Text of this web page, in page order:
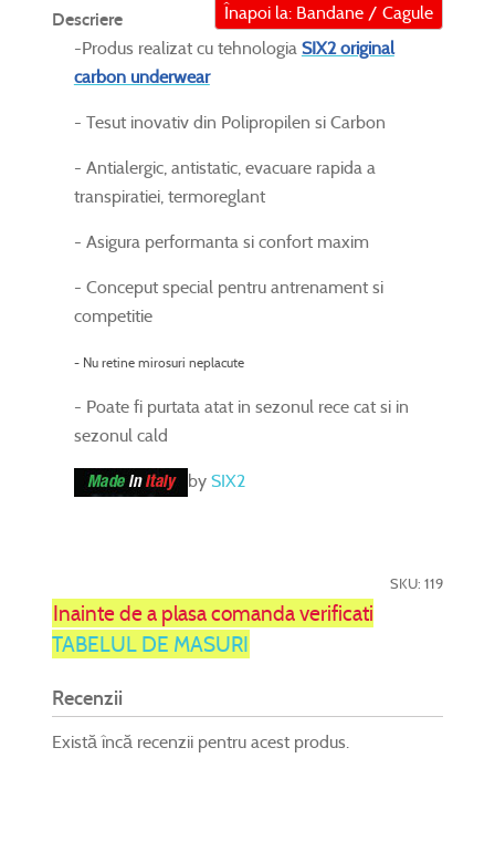
Înapoi la: Bandane / Cagule
Descriere
-Produs realizat cu tehnologia SIX2 original
carbon underwear
- Tesut inovativ din Polipropilen si Carbon
- Antialergic, antistatic, evacuare rapida a
transpiratiei, termoreglant
- Asigura performanta si confort maxim
- Conceput special pentru antrenament si
competitie
- Nu retine mirosuri neplacute
- Poate fi purtata atat in sezonul rece cat si in
sezonul cald
by SIX2
SKU: 119
Inainte de a plasa comanda verificati
TABELUL DE MASURI
Recenzii
Există încă recenzii pentru acest produs.